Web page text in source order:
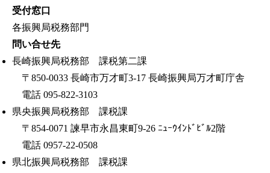
受付窓口
各振興局税務部門
問い合せ先
長崎振興局税務部 課税第二課
〒850-0033 長崎市万才町3-17 長崎振興局万才町庁舎
電話 095-822-3103
県央振興局税務部 課税課
〒854-0071 諫早市永昌東町9-26 ﾆｭｰｳｲﾝﾄﾞﾋﾞﾙ2階
電話 0957-22-0508
県北振興局税務部 課税課